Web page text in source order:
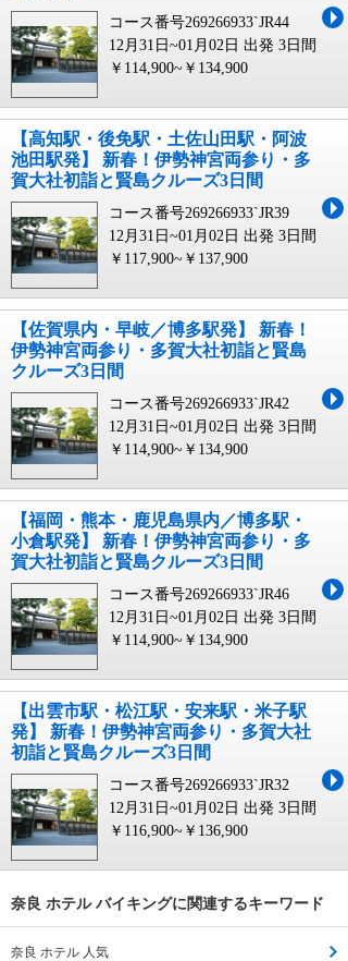
コース番号269266933`JR44
12月31日~01月02日 出発 3日間
￥114,900~￥134,900
【高知駅・後免駅・土佐山田駅・阿波
池田駅発】 新春！伊勢神宮両参り・多
賀大社初詣と賢島クルーズ3日間
コース番号269266933`JR39
12月31日~01月02日 出発 3日間
￥117,900~￥137,900
【佐賀県内・早岐／博多駅発】 新春！
伊勢神宮両参り・多賀大社初詣と賢島
クルーズ3日間
コース番号269266933`JR42
12月31日~01月02日 出発 3日間
￥114,900~￥134,900
【福岡・熊本・鹿児島県内／博多駅・
小倉駅発】 新春！伊勢神宮両参り・多
賀大社初詣と賢島クルーズ3日間
コース番号269266933`JR46
12月31日~01月02日 出発 3日間
￥114,900~￥134,900
【出雲市駅・松江駅・安来駅・米子駅
発】 新春！伊勢神宮両参り・多賀大社
初詣と賢島クルーズ3日間
コース番号269266933`JR32
12月31日~01月02日 出発 3日間
￥116,900~￥136,900
奈良 ホテル バイキングに関連するキーワード
奈良 ホテル 人気